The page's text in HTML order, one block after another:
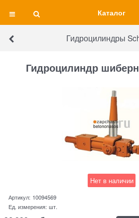
Каталог
Гидроцилиндры
Гидроцилиндр
Нет в наличии
Артикул: 10094569
Ед. измерения: шт.